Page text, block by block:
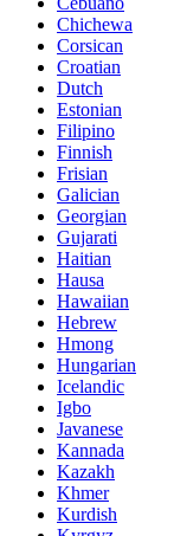
Chichewa
Corsican
Croatian
Dutch
Estonian
Filipino
Finnish
Frisian
Galician
Georgian
Gujarati
Haitian
Hausa
Hawaiian
Hebrew
Hmong
Hungarian
Icelandic
Igbo
Javanese
Kannada
Kazakh
Khmer
Kurdish